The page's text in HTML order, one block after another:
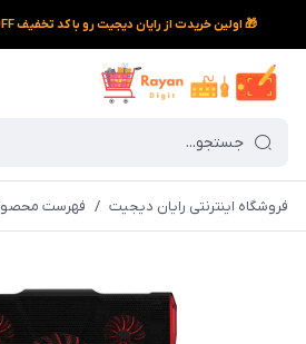
🎁 اولین خریدت از رایان دیجیت رو با کد تخفیف FIRSTOFF ارزون‌تر انجام بده.
فروشگاه اینترنتی رایان دیجیت / فهرست